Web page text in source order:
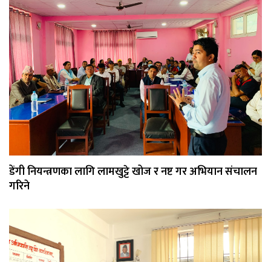
डेंगी नियन्त्रणका लागि लामखुट्टे खोज र नष्ट गर अभियान संचालन
गरिने